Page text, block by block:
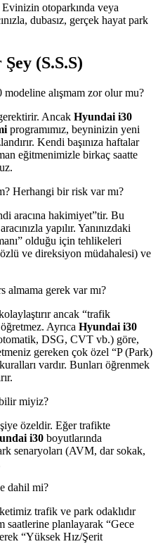
otoparkında veya
dubasız, gerçek hayat park
(S.S.S)
alışmam zor olur mu?
Ancak Hyundai i30
programımız, beyninizin yeni
Kendi başınıza haftalar
eğitmenimizle birkaç saatte
Herhangi bir risk var mı?
aracına hakimiyet”tir. Bu
aracınızla yapılır. Yanınızdaki
olduğu için tehlikeleri
ve direksiyon müdahalesi) ve
almama gerek var mı?
ancak “trafik
Ayrıca Hyundai i30
DSG, CVT vb.) göre,
gereken çok özel “P (Park)
vardır. Bunları öğrenmek
miyiz?
özeldir. Eğer trafikte
i30 boyutlarında
senaryoları (AVM, dar sokak,
dahil mi?
trafik ve park odaklıdır
saatlerine planlayarak “Gece
“Yüksek Hız/Şerit